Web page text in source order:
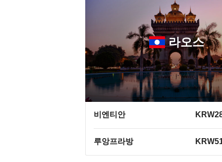
라오스
비엔티안
루앙프라방